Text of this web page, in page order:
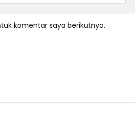
komentar saya berikutnya.